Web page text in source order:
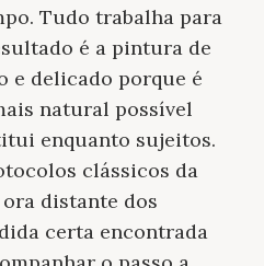
Tudo trabalha para
é a pintura de
e delicado porque é
natural possível
enquanto sujeitos.
clássicos da
distante dos
certa encontrada